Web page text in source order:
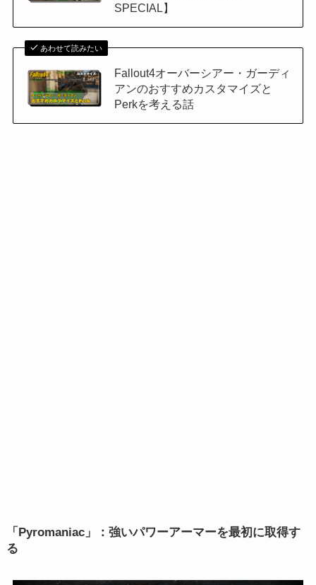
SPECIAL】
あわせて読みたい
Fallout4オーバーシアー・ガーディ
アンのおすすめカスタマイズと
Perkを考える話
「Pyromaniac」：強いパワーアーマーを最初に取得す
る